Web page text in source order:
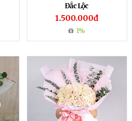
Đắc Lộc
1.500.000đ
1%